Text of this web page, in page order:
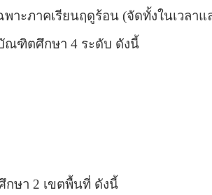
าะภาคเรียนฤดูร้อน (จัดทั้งในเวลาแ
บัณฑิตศึกษา 4 ระดับ ดังนี้
กษา 2 เขตพื้นที่ ดังนี้